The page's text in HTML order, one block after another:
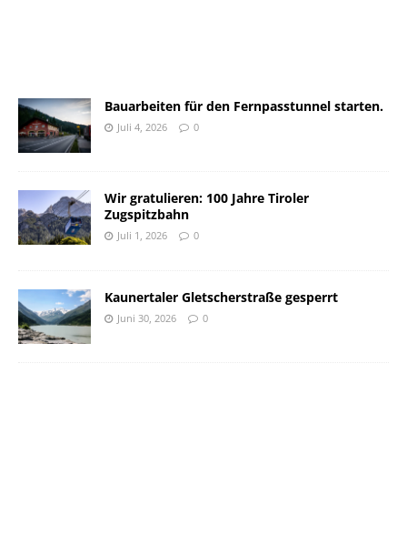
Bauarbeiten für den Fernpasstunnel starten.
Juli 4, 2026 0
Wir gratulieren: 100 Jahre Tiroler
Zugspitzbahn
Juli 1, 2026 0
Kaunertaler Gletscherstraße gesperrt
Juni 30, 2026 0